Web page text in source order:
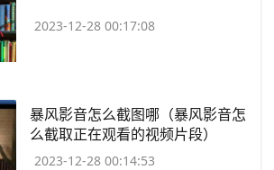
2023-12-28 00:17:08
​暴风影音怎么截图哪（暴风影音怎
么截取正在观看的视频片段）
2023-12-28 00:14:53